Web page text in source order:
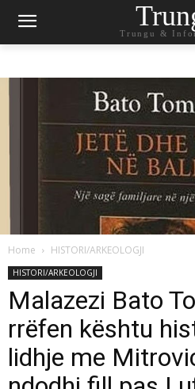
Trungu &
Home HISTORI/ARKEOLOGJI
HISTORI/ARKEOLOGJI
Malazezi Bato
rrëfen kështu
lidhje me